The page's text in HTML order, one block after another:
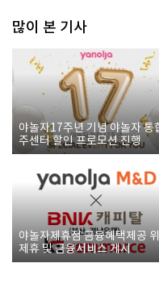
많이 본 기사
야놀자17주년 기념 야놀자 통
주센터 할인 프로모션 진행
야놀자제휴점 금융혜택제공
제휴 및 금융서비스 게시